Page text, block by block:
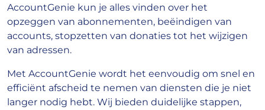
AccountGenie kun je alles vinden over het
opzeggen van abonnementen, beëindigen van
accounts, stopzetten van donaties tot het wijzigen
van adressen.
Met AccountGenie wordt het eenvoudig om snel en
efficiënt afscheid te nemen van diensten die je niet
langer nodig hebt. Wij bieden duidelijke stappen,